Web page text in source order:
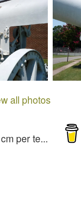
all photos
per te...